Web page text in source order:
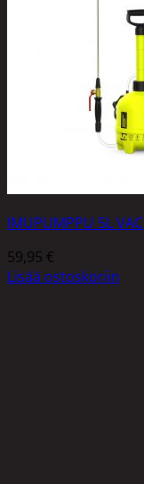
IMUPUMPPU 5L VAC
59,95 €
Lisää ostoskoriin